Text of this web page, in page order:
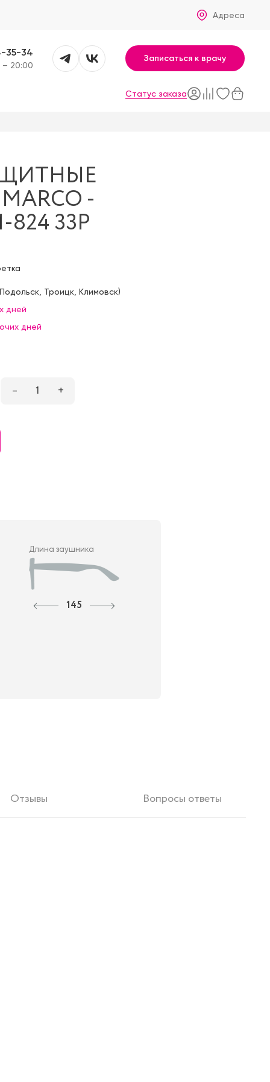
Адреса
35-34
20:00
Записаться к врачу
Статус заказа
-
824 33P
Подольск, Троицк, Климовск)
дней
дней
– 1 +
Длина заушника
145
Отзывы Вопросы ответы